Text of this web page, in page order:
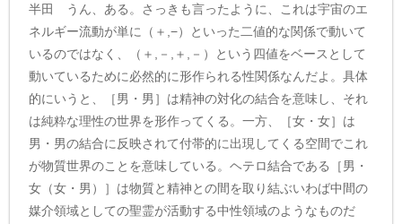
半田 うん、ある。さっきも言ったように、これは宇宙のエ
ネルギー流動が単に（＋,−）といった二値的な関係で動いて
いるのではなく、（＋,－,＋,－）という四値をベースとして
動いているために必然的に形作られる性関係なんだよ。具体
的にいうと、［男・男］は精神の対化の結合を意味し、それ
は純粋な理性の世界を形作ってくる。一方、［女・女］は
男・男の結合に反映されて付帯的に出現してくる空間でこれ
が物質世界のことを意味している。ヘテロ結合である［男・
女（女・男）］は物質と精神との間を取り結ぶいわば中間の
媒介領域としての聖霊が活動する中性領域のようなものだ